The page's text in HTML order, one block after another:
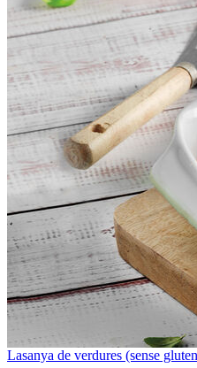
Lasanya de verdures (sense